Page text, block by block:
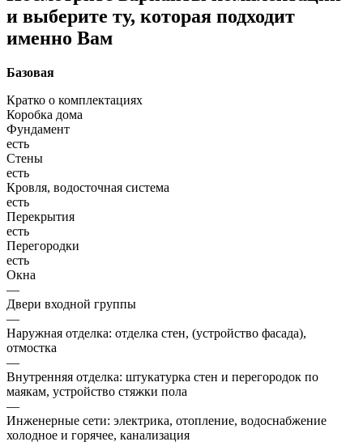
и выберите ту, которая подходит
именно Вам
Базовая
Кратко о комплектациях
Коробка дома
Фундамент
есть
Стены
есть
Кровля, водосточная система
есть
Перекрытия
есть
Перегородки
есть
Окна
—
Двери входной группы
—
Наружная отделка: отделка стен, (устройство фасада),
отмостка
—
Внутренняя отделка: штукатурка стен и перегородок по
маякам, устройство стяжки пола
—
Инженерные сети: электрика, отопление, водоснабжение
холодное и горячее, канализация